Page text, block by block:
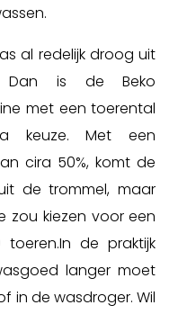
al redelijk droog uit
Dan is de Beko
met een toerental
keuze. Met een
cira 50%, komt de
de trommel, maar
zou kiezen voor een
toeren.In de praktijk
langer moet
in de wasdroger. Wil